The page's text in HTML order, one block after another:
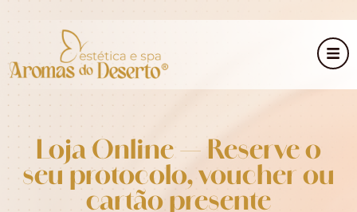
Loja Online — Reserve o
seu protocolo, voucher ou
cartão presente